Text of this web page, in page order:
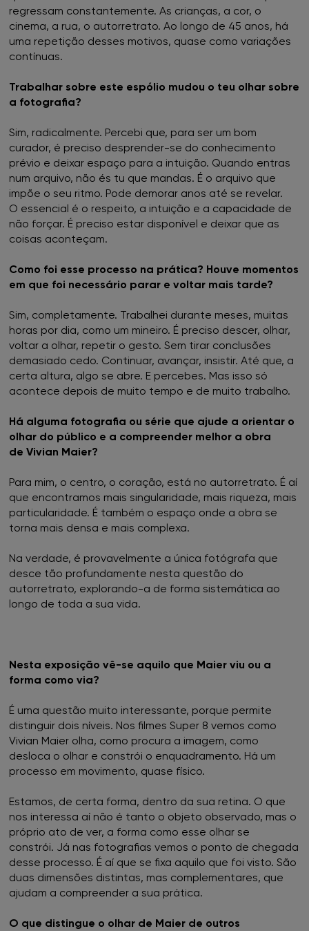
FNAC Vasco da Gama
FNAC Viana do Castelo
FNAC Vila Real
regressam constantemente. As crianças, a cor, o
cinema, a rua, o autorretrato. Ao longo de 45 anos, há
uma repetição desses motivos, quase como variações
contínuas.
Trabalhar sobre este espólio mudou o teu olhar sobre
a fotografia?
Sim, radicalmente. Percebi que, para ser um bom
curador, é preciso desprender-se do conhecimento
prévio e deixar espaço para a intuição. Quando entras
num arquivo, não és tu que mandas. É o arquivo que
impõe o seu ritmo. Pode demorar anos até se revelar.
O essencial é o respeito, a intuição e a capacidade de
não forçar. É preciso estar disponível e deixar que as
coisas aconteçam.
Como foi esse processo na prática? Houve momentos
em que foi necessário parar e voltar mais tarde?
Sim, completamente. Trabalhei durante meses, muitas
horas por dia, como um mineiro. É preciso descer, olhar,
voltar a olhar, repetir o gesto. Sem tirar conclusões
demasiado cedo. Continuar, avançar, insistir. Até que, a
certa altura, algo se abre. E percebes. Mas isso só
acontece depois de muito tempo e de muito trabalho.
Há alguma fotografia ou série que ajude a orientar o
olhar do público e a compreender melhor a obra
de Vivian Maier?
Para mim, o centro, o coração, está no autorretrato. É aí
que encontramos mais singularidade, mais riqueza, mais
particularidade. É também o espaço onde a obra se
torna mais densa e mais complexa.
Na verdade, é provavelmente a única fotógrafa que
desce tão profundamente nesta questão do
autorretrato, explorando-a de forma sistemática ao
longo de toda a sua vida.
Nesta exposição vê-se aquilo que Maier viu ou a
forma como via?
É uma questão muito interessante, porque permite
distinguir dois níveis. Nos filmes Super 8 vemos como
Vivian Maier olha, como procura a imagem, como
desloca o olhar e constrói o enquadramento. Há um
processo em movimento, quase físico.
Estamos, de certa forma, dentro da sua retina. O que
nos interessa aí não é tanto o objeto observado, mas o
próprio ato de ver, a forma como esse olhar se
constrói. Já nas fotografias vemos o ponto de chegada
desse processo. É aí que se fixa aquilo que foi visto. São
duas dimensões distintas, mas complementares, que
ajudam a compreender a sua prática.
O que distingue o olhar de Maier de outros